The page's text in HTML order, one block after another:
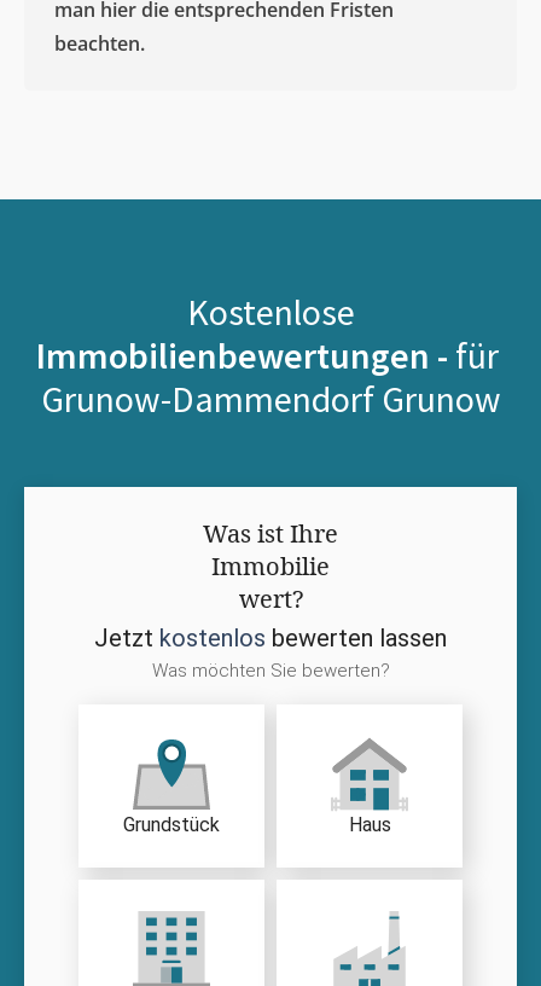
man hier die entsprechenden Fristen
beachten.
Kostenlose
Immobilienbewertungen - für
Grunow-Dammendorf Grunow
Was ist Ihre
Immobilie
wert?
Jetzt kostenlos bewerten lassen
Was möchten Sie bewerten?
Grundstück Haus